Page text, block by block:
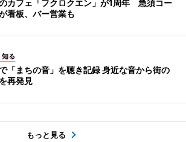
カフェ「フクロクエン」が1周年 急須コー
看板、バー営業も
知る
「まちの音」を聴き記録 身近な音から街の
再発見
もっと見る